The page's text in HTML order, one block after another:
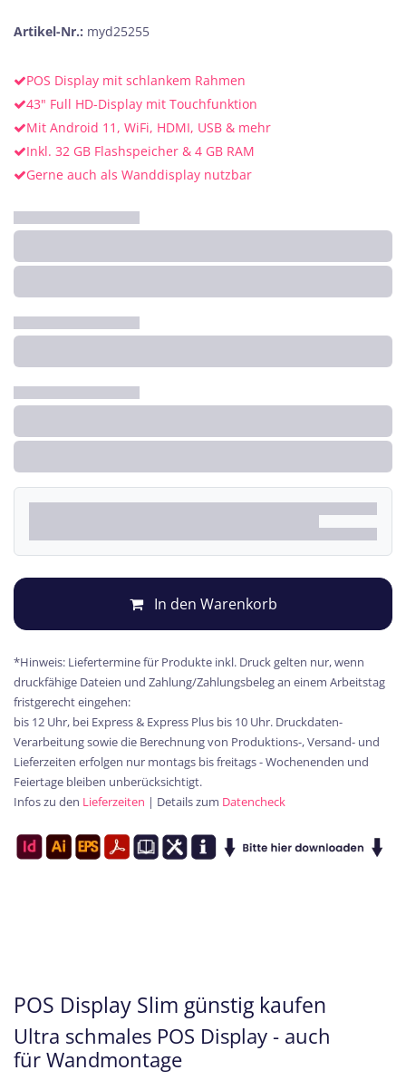
Artikel-Nr.: myd25255
POS Display mit schlankem Rahmen
43" Full HD-Display mit Touchfunktion
Mit Android 11, WiFi, HDMI, USB & mehr
Inkl. 32 GB Flashspeicher & 4 GB RAM
Gerne auch als Wanddisplay nutzbar
In den Warenkorb
*Hinweis: Liefertermine für Produkte inkl. Druck gelten nur, wenn
druckfähige Dateien und Zahlung/Zahlungsbeleg an einem Arbeitstag
fristgerecht eingehen:
bis 12 Uhr, bei Express & Express Plus bis 10 Uhr. Druckdaten-
Verarbeitung sowie die Berechnung von Produktions-, Versand- und
Lieferzeiten erfolgen nur montags bis freitags - Wochenenden und
Feiertage bleiben unberücksichtigt.
Infos zu den Lieferzeiten | Details zum Datencheck
POS Display Slim günstig kaufen
Ultra schmales POS Display - auch
für Wandmontage